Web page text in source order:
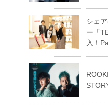
シェ
ー「
入！